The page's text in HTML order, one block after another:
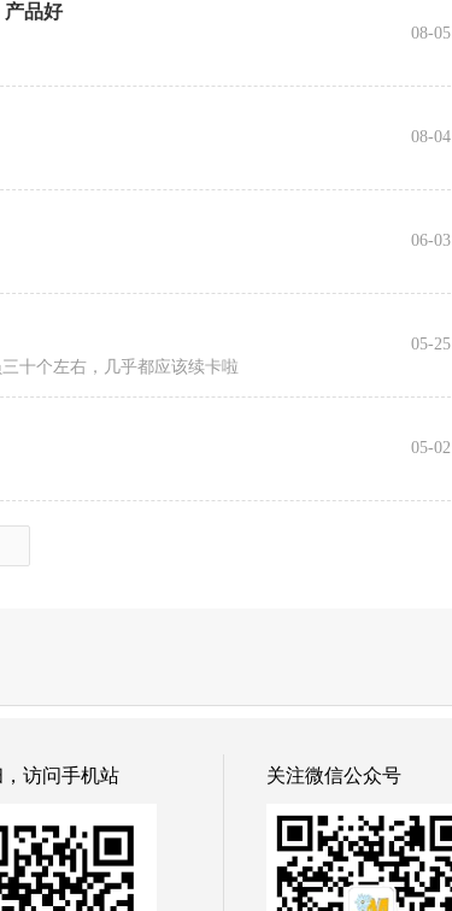
产品好
08-05
08-04
06-03
十个左右，几乎都应该续卡啦
05-25
05-02
访问手机站 关注微信公众号